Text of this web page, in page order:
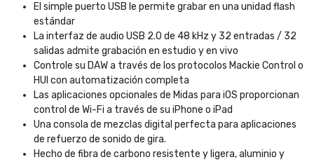
El simple puerto USB le permite grabar en una unidad flash
estándar
La interfaz de audio USB 2.0 de 48 kHz y 32 entradas / 32
salidas admite grabación en estudio y en vivo
Controle su DAW a través de los protocolos Mackie Control o
HUI con automatización completa
Las aplicaciones opcionales de Midas para iOS proporcionan
control de Wi-Fi a través de su iPhone o iPad
Una consola de mezclas digital perfecta para aplicaciones
de refuerzo de sonido de gira.
Hecho de fibra de carbono resistente y ligera, aluminio y